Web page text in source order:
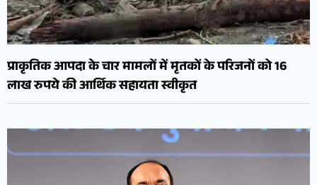
प्राकृतिक आपदा के चार मामलों में मृतकों के परिजनों को 16
लाख रुपये की आर्थिक सहायता स्वीकृत